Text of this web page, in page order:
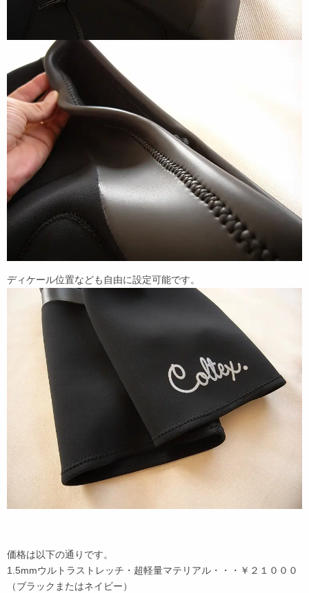
ディケール位置なども自由に設定可能です。
価格は以下の通りです。
1.5mmウルトラストレッチ・超軽量マテリアル・・・￥２１０００
（ブラックまたはネイビー）